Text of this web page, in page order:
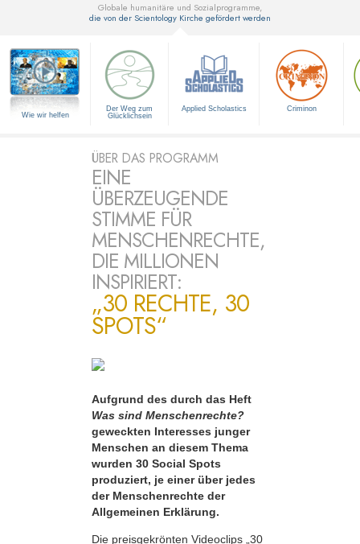
Globale humanitäre und Sozialprogramme,
die von der Scientology Kirche gefördert werden
Wie wir helfen
Der Weg zum
Glücklichsein
Applied Scholastics Criminon
ÜBER DAS PROGRAMM
EINE
ÜBERZEUGENDE
STIMME FÜR
MENSCHENRECHTE,
DIE MILLIONEN
INSPIRIERT:
„30 RECHTE, 30
SPOTS“
Aufgrund des durch das Heft
Was sind Menschenrechte?
geweckten Interesses junger
Menschen an diesem Thema
wurden 30 Social Spots
produziert, je einer über jedes
der Menschenrechte der
Allgemeinen Erklärung.
Die preisgekrönten Videoclips „30